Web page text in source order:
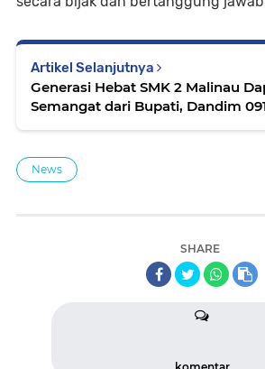
Artikel Selanjutnya
Generasi Hebat SMK 2 Malinau
Semangat dari Bupati, Dandim
News
SHARE